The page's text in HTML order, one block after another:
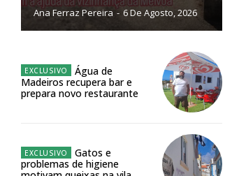
Ana Ferraz Pereira - 6 De Agosto, 2026
Água de
Madeiros recupera bar e
prepara novo restaurante
Gatos e
problemas de higiene